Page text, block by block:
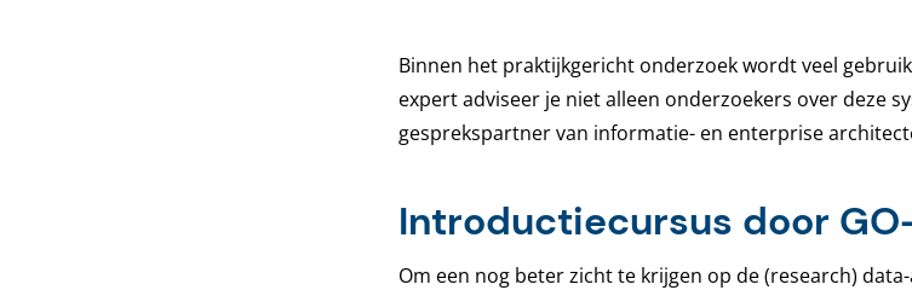
Binnen het praktijkgericht onderzoek wordt veel
expert adviseer je niet alleen onderzoekers over deze
gesprekspartner van informatie- en enterprise
Introductiecursus door
Om een nog beter zicht te krijgen op de (research)